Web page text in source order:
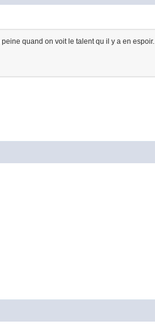
quand on voit le talent qu il y a en espoir.